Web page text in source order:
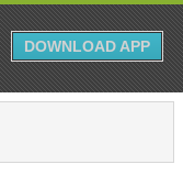
DOWNLOAD APP